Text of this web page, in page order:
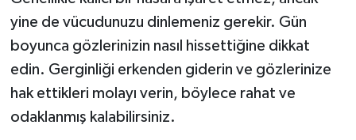
yine de vücudunuzu dinlemeniz gerekir. Gün
boyunca gözlerinizin nasıl hissettiğine dikkat
edin. Gerginliği erkenden giderin ve gözlerinize
hak ettikleri molayı verin, böylece rahat ve
odaklanmış kalabilirsiniz.